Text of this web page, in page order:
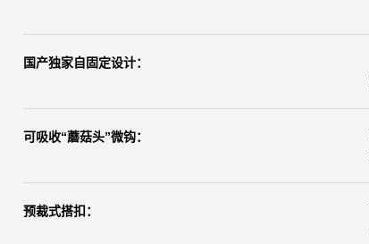
国产独家自固定设计：
可吸收“蘑菇头”微钩：
预裁式搭扣：